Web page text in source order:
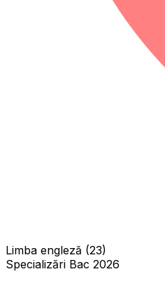
Limba engleză (23)
Specializări Bac 2026